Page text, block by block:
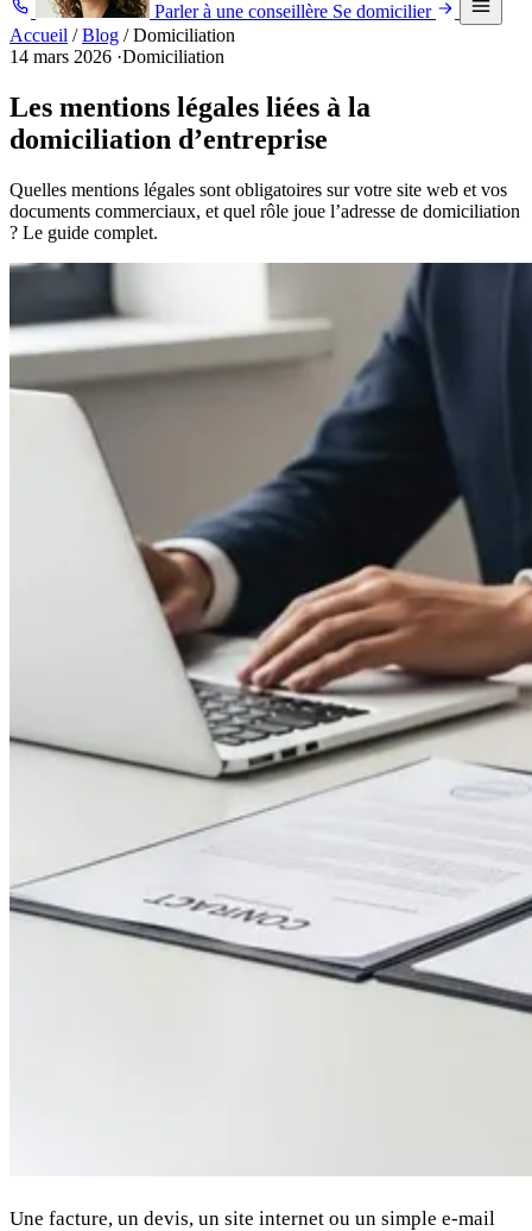
Parler à une conseillère Se domicilier
Accueil / Blog / Domiciliation
14 mars 2026 ·Domiciliation
Les mentions légales liées à la
domiciliation d’entreprise
Quelles mentions légales sont obligatoires sur votre site web et vos
documents commerciaux, et quel rôle joue l’adresse de domiciliation
? Le guide complet.
Une facture, un devis, un site internet ou un simple e-mail